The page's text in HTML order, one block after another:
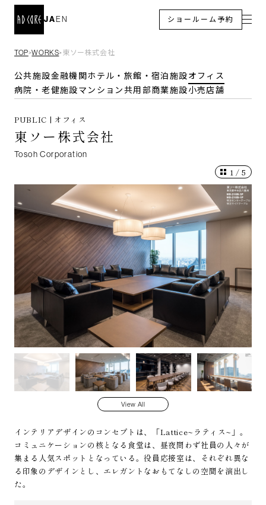
EN
JA ショールーム予約
TOP＞WORKS＞ 東ソー株式会社
公共施設金融機関 ホテル・旅館・宿泊施設オフィス
病院・老健施設マンション共用部商業施設小売店舗
PUBLIC | オフィス
東ソー株式会社
Tosoh Corporation
1 /5
View All
インテリアデザインのコンセプトは、「Lattice~ラティス~」。
コミュニケーションの核となる食堂は、昼夜問わず社員の人々が
集まる人気スポットとなっている。役員応接室は、それぞれ異な
る印象のデザインとし、エレガントなおもてなしの空間を演出し
た。